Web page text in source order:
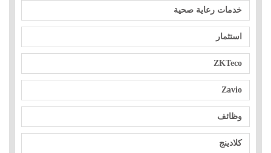
خدمات رعاية صحية
استثمار
ZKTeco
Zavio
وظائف
كلادينج